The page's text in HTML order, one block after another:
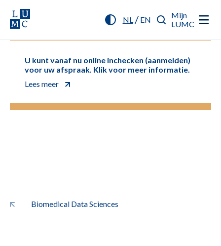
NL/ EN
Mijn
LUMC
U kunt vanaf nu online inchecken (aanmelden)
voor uw afspraak. Klik voor meer informatie.
Lees meer
Biomedical Data Sciences